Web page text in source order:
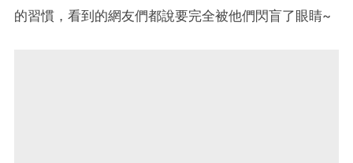
的習慣，看到的網友們都說要完全被他們閃盲了眼睛~